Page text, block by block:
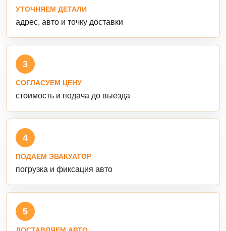
УТОЧНЯЕМ ДЕТАЛИ
адрес, авто и точку доставки
3
СОГЛАСУЕМ ЦЕНУ
стоимость и подача до выезда
4
ПОДАЕМ ЭВАКУАТОР
погрузка и фиксация авто
5